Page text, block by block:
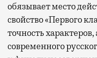
обязывает место
свойство «Первого
точность
современного